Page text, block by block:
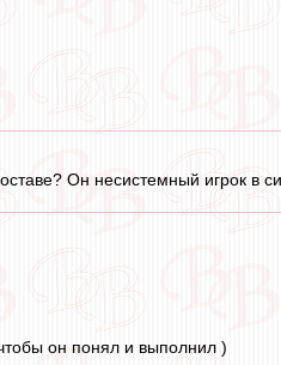
Он несистемный игрок
он понял и выполнил )